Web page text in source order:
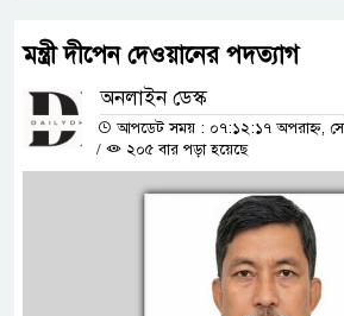
মন্ত্রী দীপেন দেওয়ানের পদত্যাগ
অনলাইন ডেস্ক
আপডেট সময় : ০৭:১২:১৭ অপরাহ্ন,
/
২০৫ বার পড়া হয়েছে